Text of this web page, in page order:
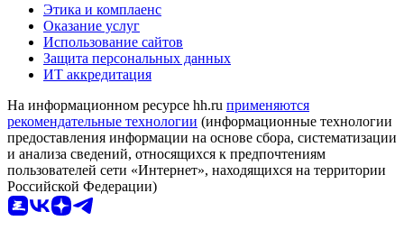
Этика и комплаенс
Оказание услуг
Использование сайтов
Защита персональных данных
ИТ аккредитация
На информационном ресурсе hh.ru применяются
рекомендательные технологии (информационные технологии
предоставления информации на основе сбора, систематизации
и анализа сведений, относящихся к предпочтениям
пользователей сети «Интернет», находящихся на территории
Российской Федерации)